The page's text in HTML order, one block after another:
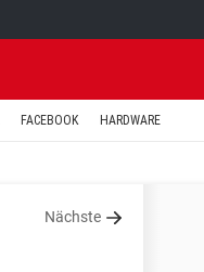
FACEBOOK HARDWARE
Nächste